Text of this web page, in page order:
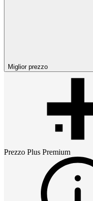
Miglior prezzo
Prezzo Plus Premium